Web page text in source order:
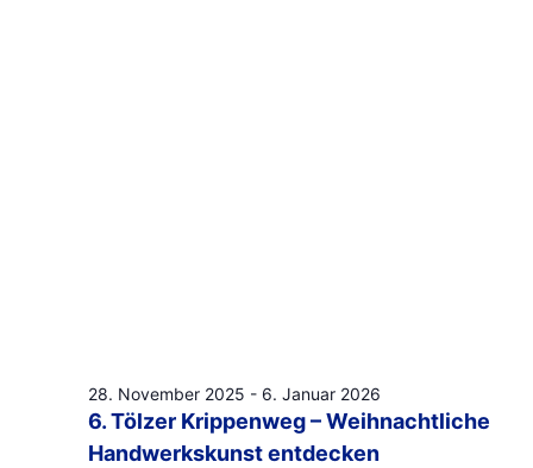
6. Tölzer Krippenweg – Weihnachtliche
Handwerkskunst entdecken
28. November 2025 - 6. Januar 2026